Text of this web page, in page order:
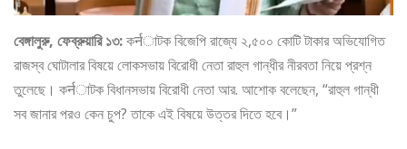
বেঙ্গালুরু, ফেব্রুয়ারি ১৩:কर्नাটক বিজেপি রাজ্যে ২,৫০০ কোটি টাকার অভিযোগিত
রাজস্ব ঘোটালার বিষয়ে লোকসভায় বিরোধী নেতা রাহুল গান্ধীর নীরবতা নিয়ে প্রশ্ন
তুলেছে। কर्नাটক বিধানসভায় বিরোধী নেতা আর. আশোক বলেছেন, “রাহুল গান্ধী
সব জানার পরও কেন চুপ? তাকে এই বিষয়ে উত্তর দিতে হবে।”